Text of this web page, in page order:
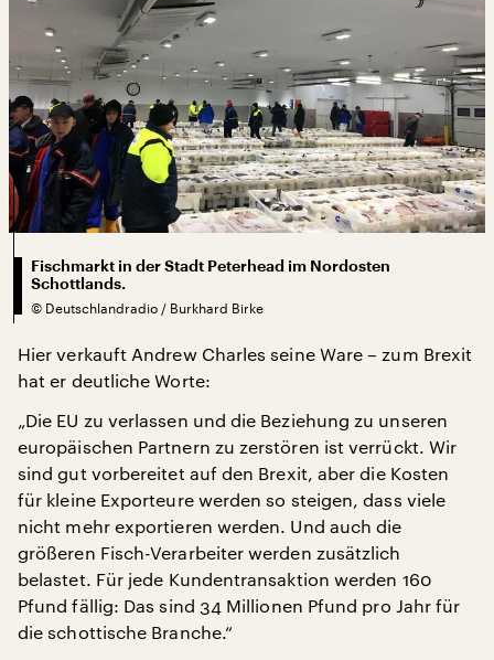
Fischmarkt in der Stadt Peterhead im Nordosten
Schottlands.
© Deutschlandradio / Burkhard Birke
Hier verkauft Andrew Charles seine Ware – zum Brexit
hat er deutliche Worte:
„Die EU zu verlassen und die Beziehung zu unseren
europäischen Partnern zu zerstören ist verrückt. Wir
sind gut vorbereitet auf den Brexit, aber die Kosten
für kleine Exporteure werden so steigen, dass viele
nicht mehr exportieren werden. Und auch die
größeren Fisch-Verarbeiter werden zusätzlich
belastet. Für jede Kundentransaktion werden 160
Pfund fällig: Das sind 34 Millionen Pfund pro Jahr für
die schottische Branche.“